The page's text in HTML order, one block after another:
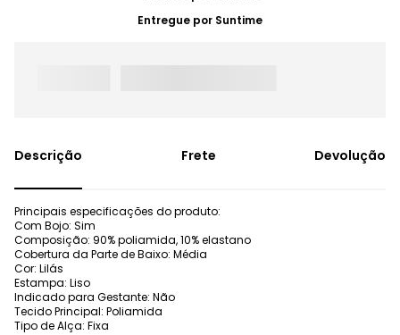
Entregue por Suntime
Frete Devolução
Principais especificações do produto:
Com Bojo: Sim
Composição: 90% poliamida, 10% elastano
Cobertura da Parte de Baixo: Média
Cor: Lilás
Estampa: Liso
Indicado para Gestante: Não
Tecido Principal: Poliamida
Tipo de Alça: Fixa